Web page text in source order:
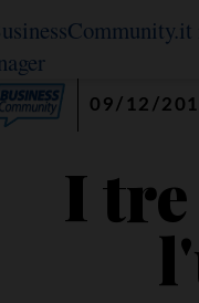
09/12/
I